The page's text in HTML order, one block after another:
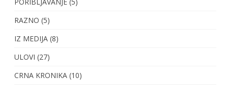
RAZNO (5)
IZ MEDIJA (8)
ULOVI (27)
CRNA KRONIKA (10)